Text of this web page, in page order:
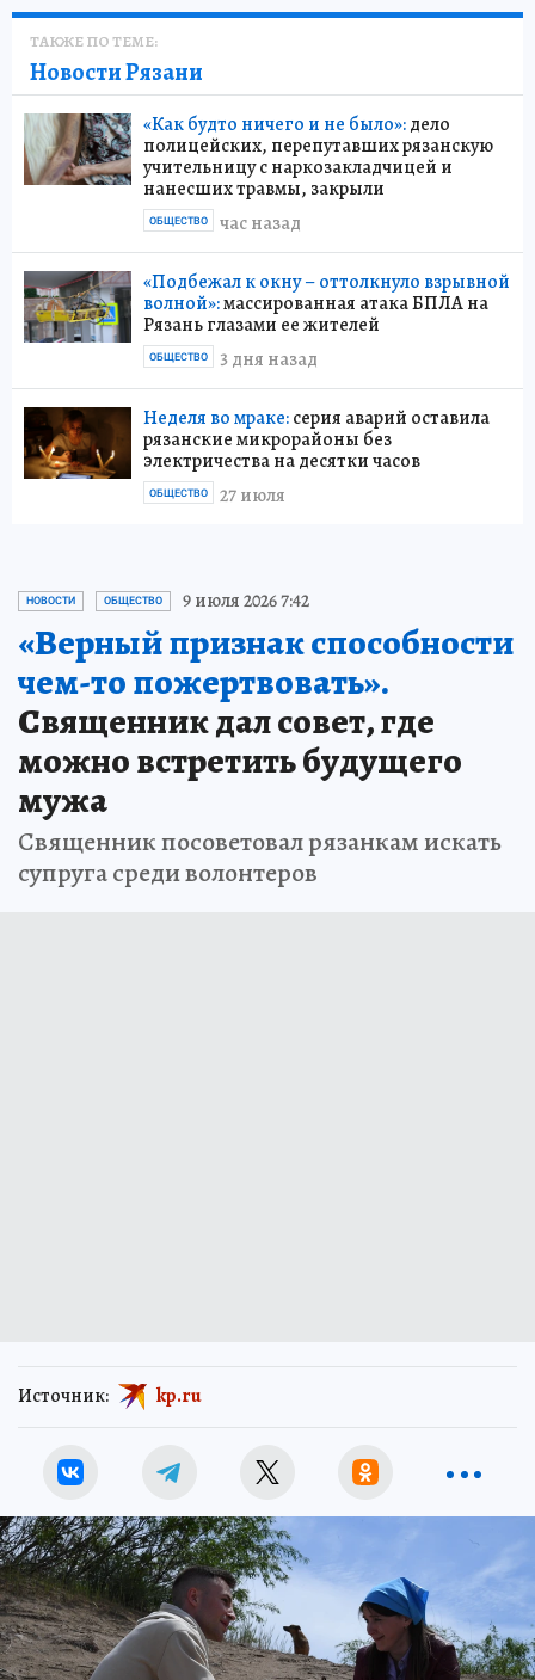
ТАКЖЕ ПО ТЕМЕ:
Новости Рязани
«Как будто ничего и не было»:дело
полицейских, перепутавших рязанскую
учительницу с наркозакладчицей и
нанесших травмы, закрыли
час назад
ОБЩЕСТВО
«Подбежал к окну – оттолкнуло взрывной
волной»:массированная атака БПЛА на
Рязань глазами ее жителей
3 дня назад
ОБЩЕСТВО
Неделя во мраке:серия аварий оставила
рязанские микрорайоны без
электричества на десятки часов
27 июля
ОБЩЕСТВО
НОВОСТИ ОБЩЕСТВО 9 июля 2026 7:42
«Верный признак способности
чем-то пожертвовать».
Священник дал совет, где
можно встретить будущего
мужа
Священник посоветовал рязанкам искать
супруга среди волонтеров
Источник: kp.ru